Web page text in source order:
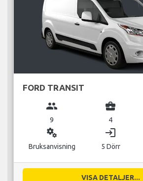
FORD TRANSIT
group
9
business_center
4
miscellaneous_services
Bruksanvisning
login
5 Dörr
VISA DETALJER...